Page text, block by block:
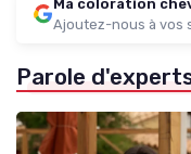
Ma coloration
Ajoutez-nous à vos
Parole